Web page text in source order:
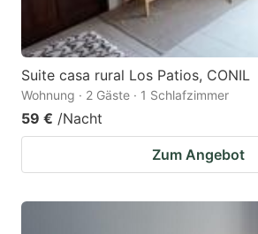
Suite casa rural Los Patios, CONIL
Wohnung · 2 Gäste · 1 Schlafzimmer
59 € /Nacht
Zum Angebot